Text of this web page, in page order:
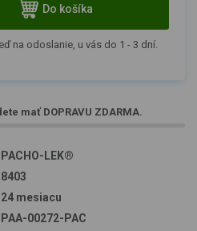
Do košíka
na odoslanie, u vás do 1 - 3 dní.
maťDOPRAVU ZDARMA.
PACHO-LEK®
8403
24 mesiacu
PAA-00272-PAC